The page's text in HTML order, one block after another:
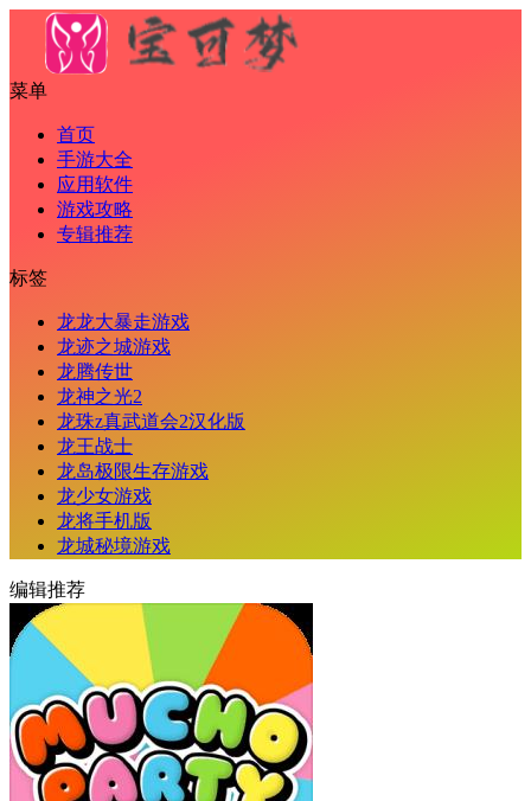
菜单
首页
手游大全
应用软件
游戏攻略
专辑推荐
标签
龙龙大暴走游戏
龙迹之城游戏
龙腾传世
龙神之光2
龙珠z真武道会2汉化版
龙王战士
龙岛极限生存游戏
龙少女游戏
龙将手机版
龙城秘境游戏
编辑推荐